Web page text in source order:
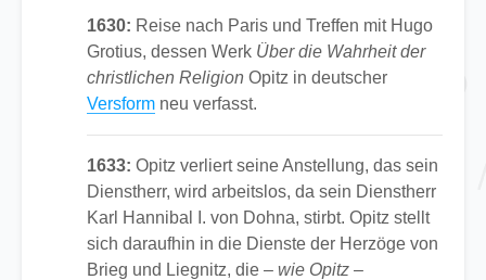
1630: Reise nach Paris und Treffen mit Hugo
Grotius, dessen Werk Über die Wahrheit der
christlichen Religion Opitz in deutscher
Versform neu verfasst.
1633: Opitz verliert seine Anstellung, das sein
Dienstherr, wird arbeitslos, da sein Dienstherr
Karl Hannibal I. von Dohna, stirbt. Opitz stellt
sich daraufhin in die Dienste der Herzöge von
Brieg und Liegnitz, die – wie Opitz –